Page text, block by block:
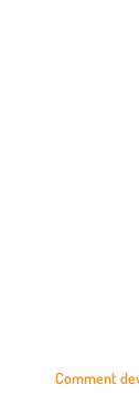
Comment